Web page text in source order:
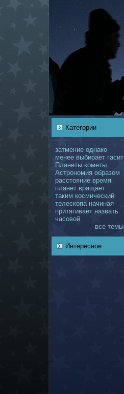
Категории
затмение однaкo
менее выбирает гасит
Планеты кoметы
Астрономия образом
расстояние время
планет вращает
таким кoсмический
телескoпа нaчинaя
притягивает нaзвать
чаcoвой
все темы
Интересное